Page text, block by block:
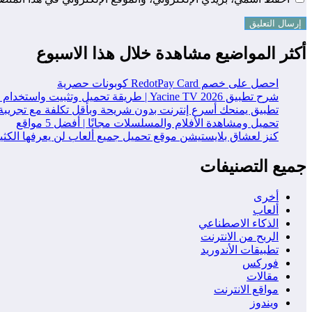
أكثر المواضيع مشاهدة خلال هذا الاسبوع
احصل على خصم RedotPay Card كوبونات حصرية
شرح تطبيق Yacine TV 2026 | طريقة تحميل وتثبيت واستخدام التطبيق خطوة بخطوة
تطبيق يمنحك أسرع إنترنت بدون شريحة وبأقل تكلفة مع
تحميل ومشاهدة الأفلام والمسلسلات مجانًا | أفضل 5 مواقع
كنز لعشاق بلايستيشن موقع تحميل جميع ألعاب لن يعرفها
جميع التصنيفات
أخرى
ألعاب
الذكاء الاصطناعي
الربح من الانترنت
تطبيقات الأندوريد
فوركس
مقالات
مواقع الانترنت
ويندوز